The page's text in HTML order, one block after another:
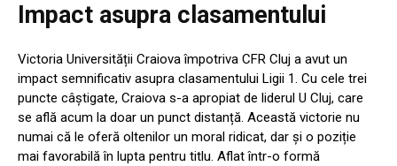
Impact asupra clasamentului
Victoria Universității Craiova împotriva CFR Cluj a avut un
impact semnificativ asupra clasamentului Ligii 1. Cu cele trei
puncte câștigate, Craiova s-a apropiat de liderul U Cluj, care
se află acum la doar un punct distanță. Această victorie nu
numai că le oferă oltenilor un moral ridicat, dar și o poziție
mai favorabilă în lupta pentru titlu. Aflat într-o formă